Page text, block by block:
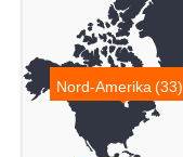
Nord-Amerika (33)